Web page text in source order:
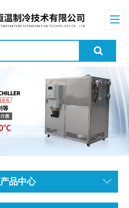
产品中心